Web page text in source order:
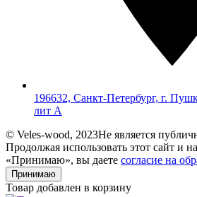
196632, Санкт-Петербург, г.
лит А
© Veles-wood, 2023Не является
Продолжая использовать этот сайт и
«Принимаю», вы даете согласие на
Принимаю
Товар добавлен в корзину